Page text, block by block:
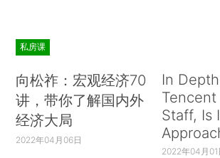
私房课
向松祚：宏观经济70
讲，带你了解国内外
经济大局
2022年04月06日
In
Staff, Is
2022年04月01